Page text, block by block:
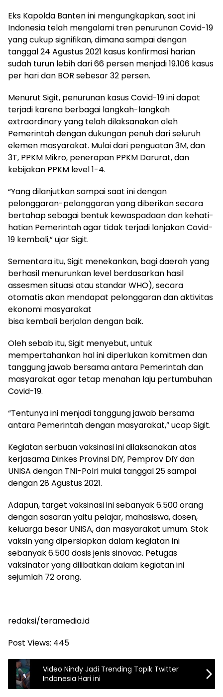
Eks Kapolda Banten ini mengungkapkan, saat ini
Indonesia telah mengalami tren penurunan Covid-19
yang cukup signifikan, dimana sampai dengan
tanggal 24 Agustus 2021 kasus konfirmasi harian
sudah turun lebih dari 66 persen menjadi 19.106 kasus
per hari dan BOR sebesar 32 persen.
Menurut Sigit, penurunan kasus Covid-19 ini dapat
terjadi karena berbagai langkah-langkah
extraordinary yang telah dilaksanakan oleh
Pemerintah dengan dukungan penuh dari seluruh
elemen masyarakat. Mulai dari penguatan 3M, dan
3T, PPKM Mikro, penerapan PPKM Darurat, dan
kebijakan PPKM level 1-4.
“Yang dilanjutkan sampai saat ini dengan
pelonggaran-pelonggaran yang diberikan secara
bertahap sebagai bentuk kewaspadaan dan kehati-
hatian Pemerintah agar tidak terjadi lonjakan Covid-
19 kembali,” ujar Sigit.
Sementara itu, Sigit menekankan, bagi daerah yang
berhasil menurunkan level berdasarkan hasil
assesmen situasi atau standar WHO), secara
otomatis akan mendapat pelonggaran dan aktivitas
ekonomi masyarakat
bisa kembali berjalan dengan baik.
Oleh sebab itu, Sigit menyebut, untuk
mempertahankan hal ini diperlukan komitmen dan
tanggung jawab bersama antara Pemerintah dan
masyarakat agar tetap menahan laju pertumbuhan
Covid-19.
“Tentunya ini menjadi tanggung jawab bersama
antara Pemerintah dengan masyarakat,” ucap Sigit.
Kegiatan serbuan vaksinasi ini dilaksanakan atas
kerjasama Dinkes Provinsi DIY, Pemprov DIY dan
UNISA dengan TNI-Polri mulai tanggal 25 sampai
dengan 28 Agustus 2021.
Adapun, target vaksinasi ini sebanyak 6.500 orang
dengan sasaran yaitu pelajar, mahasiswa, dosen,
keluarga besar UNISA, dan masyarakat umum. Stok
vaksin yang dipersiapkan dalam kegiatan ini
sebanyak 6.500 dosis jenis sinovac. Petugas
vaksinator yang dilibatkan dalam kegiatan ini
sejumlah 72 orang.
redaksi/teramedia.id
Post Views: 445
Video Nindy Jadi Trending Topik Twitter
Indonesia Hari ini